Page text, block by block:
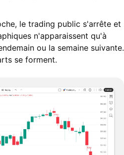
le trading public s'arrête et
n'apparaissent qu'à
ou la semaine suivante.
se forment.